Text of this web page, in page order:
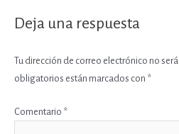
Deja una respuesta
Tu dirección de correo electrónico no
obligatorios están marcados con *
Comentario *